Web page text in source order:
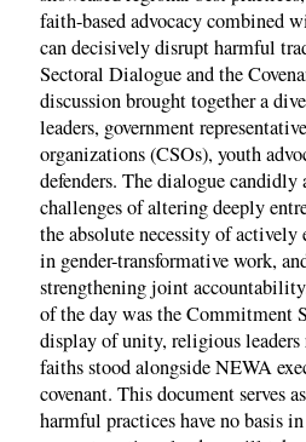
faith-based advocacy combined
can decisively disrupt harmful
Sectoral Dialogue and the
discussion brought together a
leaders, government
organizations (CSOs), youth
defenders. The dialogue candidly
challenges of altering deeply
the absolute necessity of actively
in gender-transformative work,
strengthening joint
of the day was the Commitment
display of unity, religious leaders
faiths stood alongside NEWA
covenant. This document serves
harmful practices have no basis